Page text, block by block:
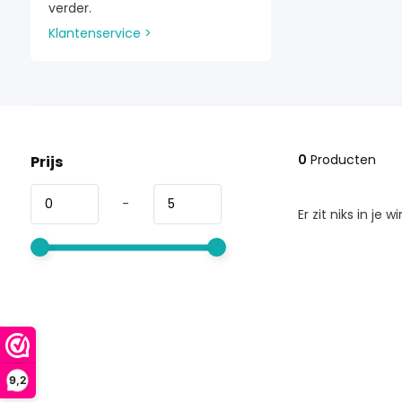
9,2
verder.
Klantenservice >
Prijs
-
0 Producten
Er zit niks in je